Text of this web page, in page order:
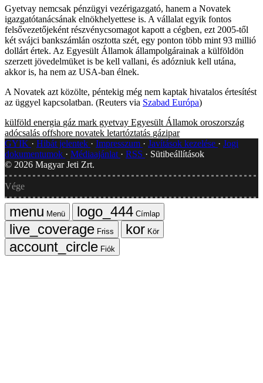
Gyetvay nemcsak pénzügyi vezérigazgató, hanem a Novatek
igazgatótanácsának elnökhelyettese is. A vállalat egyik fontos
felsővezetőjeként részvénycsomagot kapott a cégben, ezt 2005-től
két svájci bankszámlán osztotta szét, egy ponton több mint 93 millió
dollárt értek. Az Egyesült Államok állampolgárainak a külföldön
szerzett jövedelmüket is be kell vallani, és adózniuk kell utána,
akkor is, ha nem az USA-ban élnek.
A Novatek azt közölte, péntekig még nem kaptak hivatalos értesítést
az üggyel kapcsolatban. (Reuters via Szabad Európa)
külföld energia gáz mark gyetvay Egyesült Államok oroszország
adócsalás offshore novatek letartóztatás gázipar
GYIK
Hibát jelentek Impresszum Javítások kezelése
Jogi
dokumentumok
Médiaajánlat RSS
Sütibeállítások
© 2026 Magyar Jeti Zrt.
Vége
Menü
Címlap
Friss
Kör
Fiók